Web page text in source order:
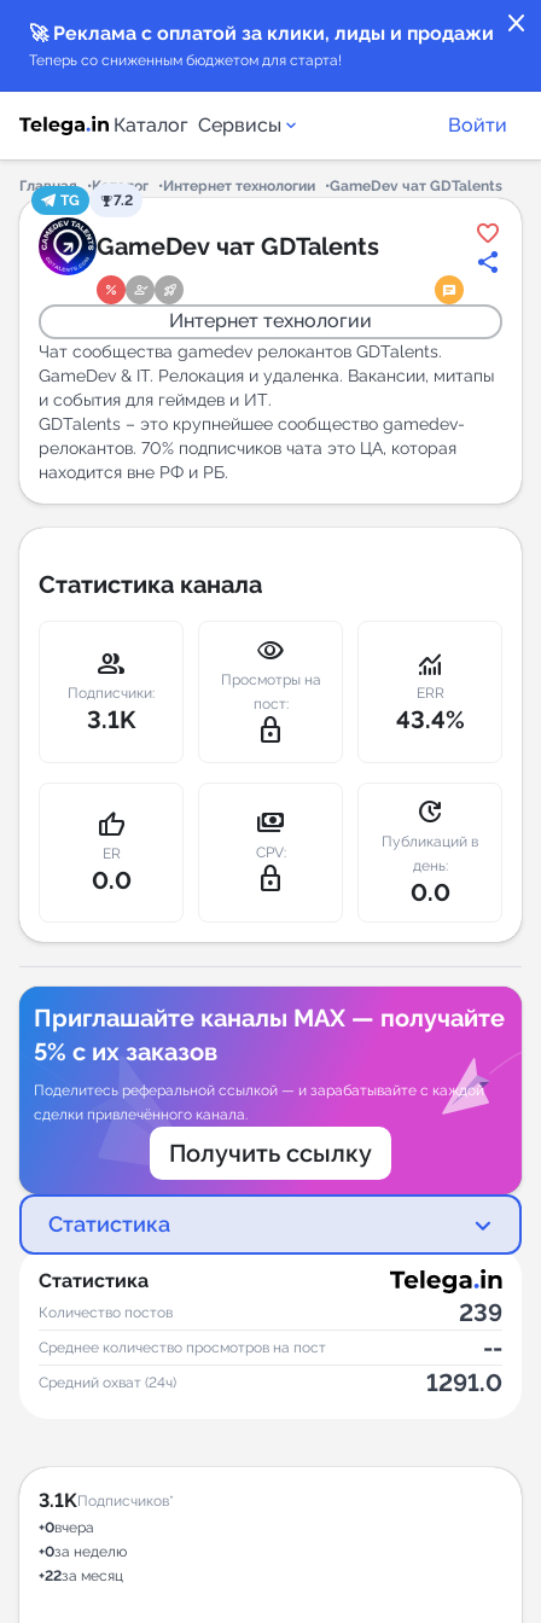
close
🚀 Реклама с оплатой за клики, лиды и продажи
Теперь со сниженным бюджетом для старта!
Каталог Сервисы
Каталог каналов
Каталог ботов
Горящие предложения
Индекс читаемости каналов в Telegram
New
Аналитика MAX каналов
New
Индивидуальное сопровождение
Аналитика Telegram
Войти
Главная Каталог Интернет технологии
GameDev чат GDTalents
TG
7.2
GameDev чат GDTalents
Интернет технологии
Чат сообщества gamedev релокантов GDTalents.
GameDev & IT. Релокация и удаленка. Вакансии, митапы
и события для геймдев и ИТ.
GDTalents – это крупнейшее сообщество gamedev-
релокантов. 70% подписчиков чата это ЦА, которая
находится вне РФ и РБ.
Статистика канала
group
Подписчики:
3.1K
visibility
Просмотры на
пост:
lock_outline
monitoring
ERR
43.4%
thumb_up
ER
0.0
payments
CPV:
lock_outline
update
Публикаций в
день:
0.0
Приглашайте каналы MAX — получайте
5% с их заказов
Поделитесь реферальной ссылкой — и зарабатывайте с каждой
сделки привлечённого канала.
Получить ссылку
Статистика
Статистика
Количество постов 239
Среднее количество просмотров на пост --
Средний охват (24ч) 1291.0
3.1KПодписчиков*
+0вчера
+0за неделю
+22за месяц